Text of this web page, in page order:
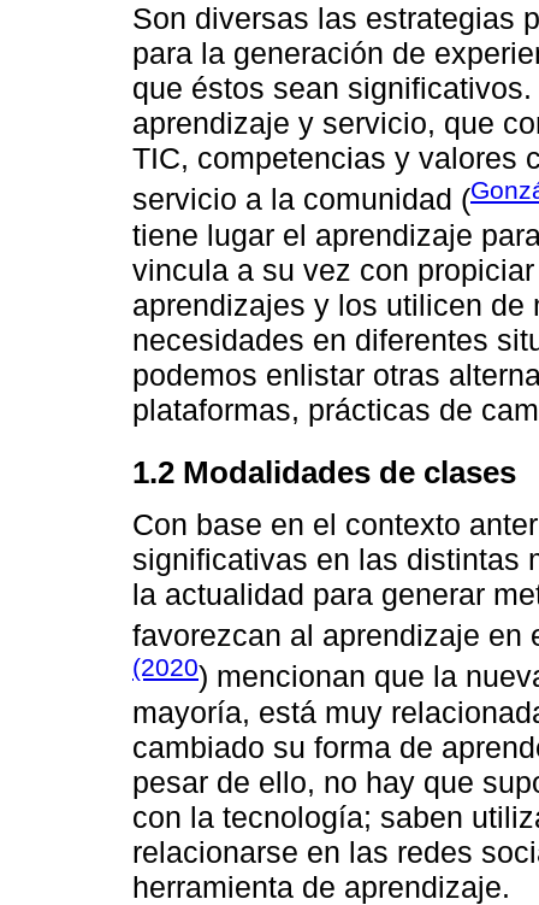
Son diversas las estrategias
para la generación de
que éstos sean
aprendizaje y servicio, que
TIC, competencias y valores
servicio a la comunidad (
tiene lugar el aprendizaje
vincula a su vez con
aprendizajes y los utilicen de
necesidades en diferentes
podemos enlistar otras
plataformas, prácticas de
1.2 Modalidades de clases
Con base en el contexto
significativas en las distintas
la actualidad para generar
favorezcan al aprendizaje
(2020) mencionan que la
mayoría, está muy
cambiado su forma de
pesar de ello, no hay que
con la tecnología; saben
relacionarse en las redes
herramienta de aprendizaje.